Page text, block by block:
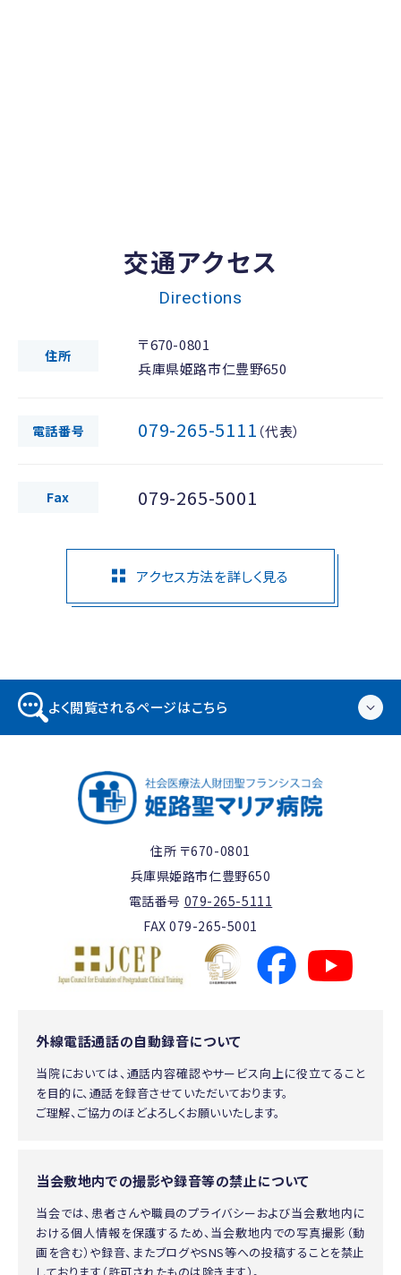
交通アクセス
Directions
住所
〒670-0801
兵庫県姫路市仁豊野650
電話番号 079-265-5111 （代表）
Fax 079-265-5001
アクセス方法を詳しく見る
よく閲覧されるページはこちら
住所 〒670-0801
兵庫県姫路市仁豊野650
電話番号 079-265-5111
FAX 079-265-5001
外線電話通話の自動録音について
当院においては、通話内容確認やサービス向上に役立てること
を目的に、通話を録音させていただいております。
ご理解、ご協力のほどよろしくお願いいたします。
当会敷地内での撮影や録音等の禁止について
当会では、患者さんや職員のプライバシーおよび当会敷地内に
おける個人情報を保護するため、当会敷地内での写真撮影（動
画を含む）や録音、またブログやSNS等への投稿することを禁止